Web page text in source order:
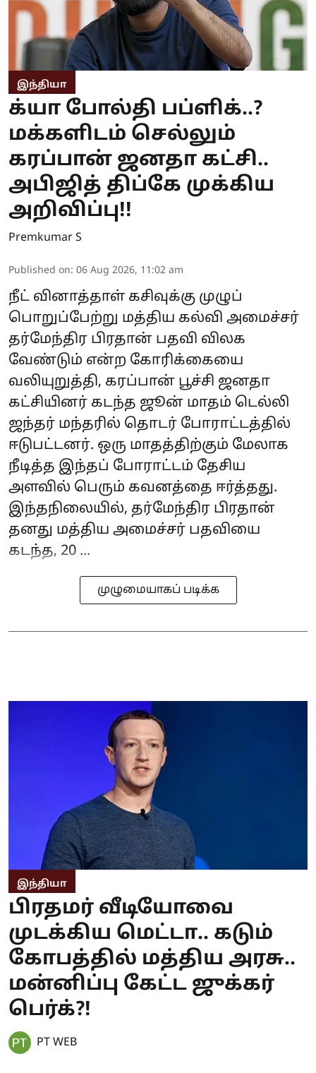
இந்தியா
க்யா போல்தி பப்ளிக்..?
மக்களிடம் செல்லும்
கரப்பான் ஜனதா கட்சி..
அபிஜித் திப்கே முக்கிய
அறிவிப்பு!!
Premkumar S
Published on: 06 Aug 2026, 11:02 am
நீட் வினாத்தாள் கசிவுக்கு முழுப்
பொறுப்பேற்று மத்திய கல்வி அமைச்சர்
தர்மேந்திர பிரதான் பதவி விலக
வேண்டும் என்ற கோரிக்கையை
வலியுறுத்தி, கரப்பான் பூச்சி ஜனதா
கட்சியினர் கடந்த ஜூன் மாதம் டெல்லி
ஜந்தர் மந்தரில் தொடர் போராட்டத்தில்
ஈடுபட்டனர். ஒரு மாதத்திற்கும் மேலாக
நீடித்த இந்தப் போராட்டம் தேசிய
அளவில் பெரும் கவனத்தை ஈர்த்தது.
இந்தநிலையில், தர்மேந்திர பிரதான்
தனது மத்திய அமைச்சர் பதவியை
கடந்த, 20 ...
முழுமையாகப் படிக்க
இந்தியா
பிரதமர் வீடியோவை
முடக்கிய மெட்டா.. கடும்
கோபத்தில் மத்திய அரசு..
மன்னிப்பு கேட்ட ஜுக்கர்
பெர்க்?!
PT WEB